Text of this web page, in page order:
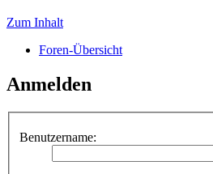
Zum Inhalt
Foren-Übersicht
Anmelden
Benutzername: